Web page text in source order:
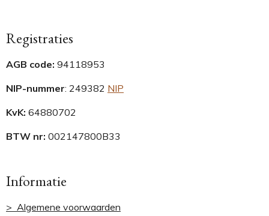
Registraties
AGB code: 94118953
NIP-nummer: 249382 NIP
KvK: 64880702
BTW nr: 002147800B33
Informatie
> Algemene voorwaarden